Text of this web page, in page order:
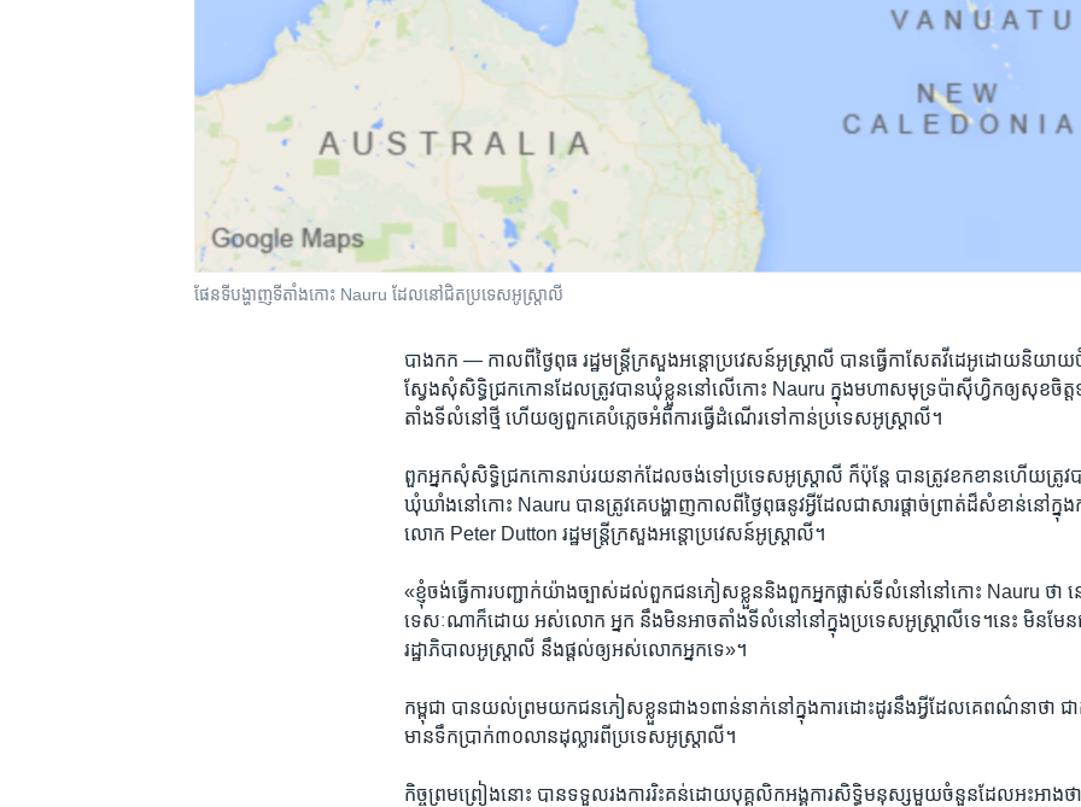
ផែនទី​បង្ហាញ​ទីតាំង​កោះ​ Nauru ដែល​នៅ​ជិត​ប្រទេស​អូស្ត្រាលី
បាងកក — កាល​ពី​ថ្ងៃ​ពុធ​ រដ្ឋ​មន្រ្តី​ក្រសួង​អន្តោប្រវេសន៍​អូស្រ្តាលី ​បាន​ធ្វើ​កាសែតវីដេអូ​ដោយ​និយា
ស្វែងសុំ​សិទ្ធិ​ជ្រក​កោន​ដែល​ត្រូវ​បាន​ឃុំ​ខ្លួន​នៅ​លើកោះ Nauru ក្នុង​មហាសមុទ្រ​ប៉ាស៊ីហ្វិកឲ្យ​សុខ
តាំង​ទី​លំនៅ​ថ្មី​ ហើយ​ឲ្យ​ពួកគេ​បំភ្លេច​អំពី​ការ​ធ្វើ​ដំណើរ​ទៅ​កាន់​ប្រទេស​អូស្រ្តាលី។
ពួក​អ្នក​សុំសិទ្ធិ​ជ្រក​កោនរាប់​រយ​នាក់​ដែល​ចង់​ទៅ​ប្រទេស​អូស្រ្តាលី ​ក៏ប៉ុន្តែ ​បាន​ត្រូវ​ខកខាន​ហើយត្រូវ​
ឃុំ​ឃាំងនៅ​កោះ Nauru បាន​ត្រូវ​គេ​បង្ហាញ​កាល​ពី​ថ្ងៃ​ពុធ​នូវ​អ្វីដែល​ជា​សារ​ផ្តាច់​ព្រាត់​ដ៏​សំខាន់​នៅ​ក្នុ
លោក Peter Dutton ​រដ្ឋ​មន្រ្តី​ក្រសួង​អន្តោ​ប្រវេសន៍​អូស្រ្តាលី។
«ខ្ញុំ​ចង់​ធ្វើ​ការ​បញ្ជាក់​យ៉ាង​ច្បាស់​ដល់​ពួកជន​ភៀស​ខ្លួន​និង​ពួកអ្នក​ផ្លាស់​ទី​លំនៅ​នៅ​កោះ Nauru ​ថា
ទេសៈ​ណា​ក៏ដោយ អស់​លោក អ្នក ​នឹង​មិន​អាច​តាំង​ទី​លំនៅនៅ​ក្នុង​ប្រទេស​អូស្រ្តាលី​ទេ។នេះ ​មិន​មែន​
រដ្ឋាភិបាល​អូស្រ្តាលី ​នឹង​ផ្តល់​ឲ្យ​អស់​លោក​អ្នក​ទេ‍»។
កម្ពុជា ​បាន​យល់​ព្រម​យក​ជន​ភៀសខ្លួន​ជាង​១​ពាន់​នាក់នៅ​ក្នុង​ការ​ដោះ​ដូរ​នឹង​អ្វី​ដែល​គេពណ៌​នាថា ​ជ
មាន​ទឹក​ប្រាក់​៣០​លាន​ដុល្លារ​ពី​ប្រទេស​អូស្រ្តាលី។
កិច្ច​ព្រម​ព្រៀង​នោះ បាន​ទទួល​រង​ការ​រិះគន់​ដោយ​បុគ្គលិក​អង្គការ​សិទ្ធិ​មនុស្សមួយ​ចំនួន​ដែល​អះអាងថ